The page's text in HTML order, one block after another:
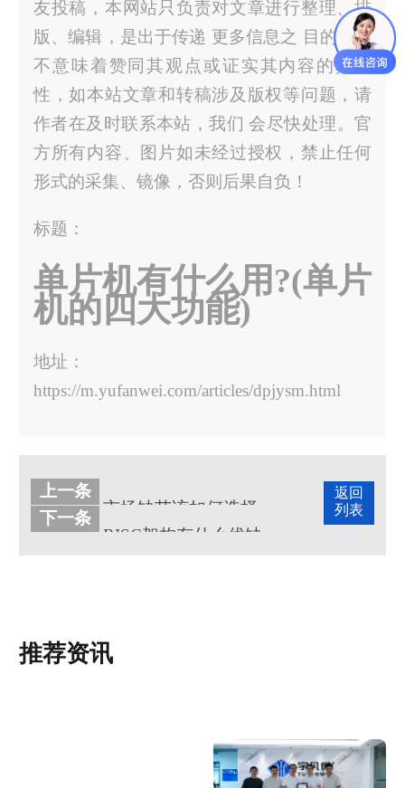
友投稿，本网站只负责对文章进行整理、排
版、编辑，是出于传递 更多信息之 目的，并
不意味着赞同其观点或证实其内容的真实
性，如本站文章和转稿涉及版权等问题，请
作者在及时联系本站，我们 会尽快处理。官
方所有内容、图片如未经过授权，禁止任何
形式的采集、镜像，否则后果自负！
标题：
单片机有什么用?(单片
机的四大功能)
地址：
https://m.yufanwei.com/articles/dpjysm.html
返回
列表
上一条
下一条
推荐资讯